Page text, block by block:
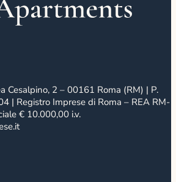
Cesalpino, 2 – 00161 Roma (RM) | P.
| Registro Imprese di Roma – REA RM-
€ 10.000,00 i.v.